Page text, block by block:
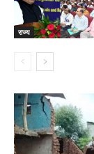
राज्य